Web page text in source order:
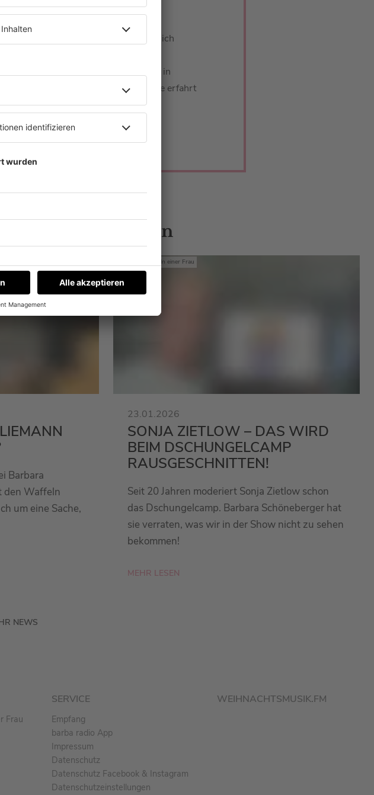
MEIKLOKJES
und Air-Berlin Inventar, so hatte sich
noch in Enies Wohnung warten und in
van de Meiklokjes gerne leben würde erfahrt
Gästen
Barbara
den Waffeln
um eine Sache,
Mit den Waffeln einer Frau
23.01.2026
SONJA ZIETLOW – DAS WIRD
BEIM DSCHUNGELCAMP
RAUSGESCHNITTEN!
Seit 20 Jahren moderiert Sonja Zietlow schon
das Dschungelcamp. Barbara Schöneberger hat
sie verraten, was wir in der Show nicht zu sehen
bekommen!
MEHR LESEN
NEWS
Frau
SERVICE
Empfang
barba radio App
Impressum
Datenschutz
Datenschutz Facebook & Instagram
Datenschutzeinstellungen
WEIHNACHTSMUSIK.FM